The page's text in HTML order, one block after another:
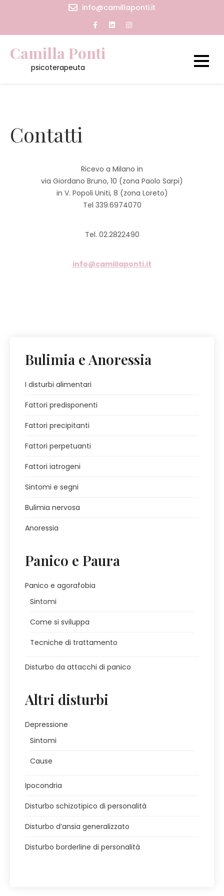
info@camillaponti.it
Camilla Ponti
psicoterapeuta
Contatti
Ricevo a Milano in
via Giordano Bruno, 10 (zona Paolo Sarpi)
in V. Popoli Uniti, 8 (zona Loreto)
Tel 339.6974070
Tel. 02.2822490
info@camillaponti.it
Bulimia e Anoressia
I disturbi alimentari
Fattori predisponenti
Fattori precipitanti
Fattori perpetuanti
Fattori iatrogeni
Sintomi e segni
Bulimia nervosa
Anoressia
Panico e Paura
Panico e agorafobia
Sintomi
Come si sviluppa
Tecniche di trattamento
Disturbo da attacchi di panico
Altri disturbi
Depressione
Sintomi
Cause
Ipocondria
Disturbo schizotipico di personalità
Disturbo d’ansia generalizzato
Disturbo borderline di personalità